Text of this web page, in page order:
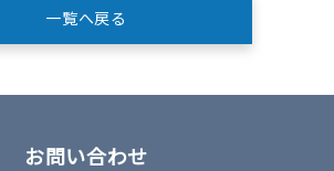
一覧へ戻る
お問い合わせ